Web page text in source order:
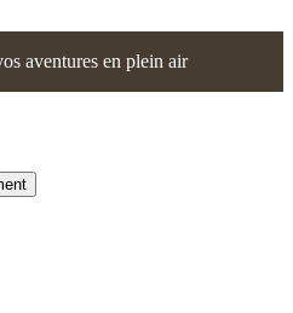
aventures en plein air